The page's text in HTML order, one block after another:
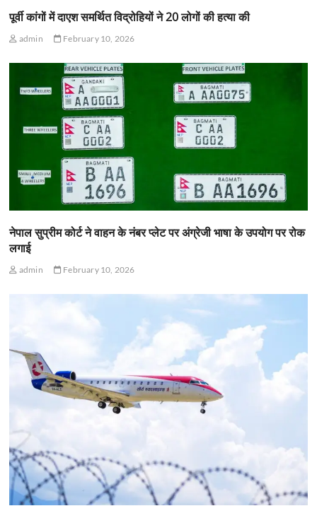
पूर्वी कांगों में दाएश समर्थित विद्रोहियों ने 20 लोगों की हत्या की
admin February 10, 2026
नेपाल सुप्रीम कोर्ट ने वाहन के नंबर प्लेट पर अंग्रेजी भाषा के उपयोग पर रोक
लगाई
admin February 10, 2026